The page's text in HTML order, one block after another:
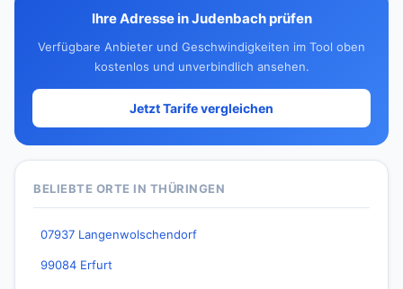
Ihre Adresse in Judenbach prüfen
Verfügbare Anbieter und Geschwindigkeiten im Tool oben
kostenlos und unverbindlich ansehen.
Jetzt Tarife vergleichen
BELIEBTE ORTE IN THÜRINGEN
07937 Langenwolschendorf
99084 Erfurt